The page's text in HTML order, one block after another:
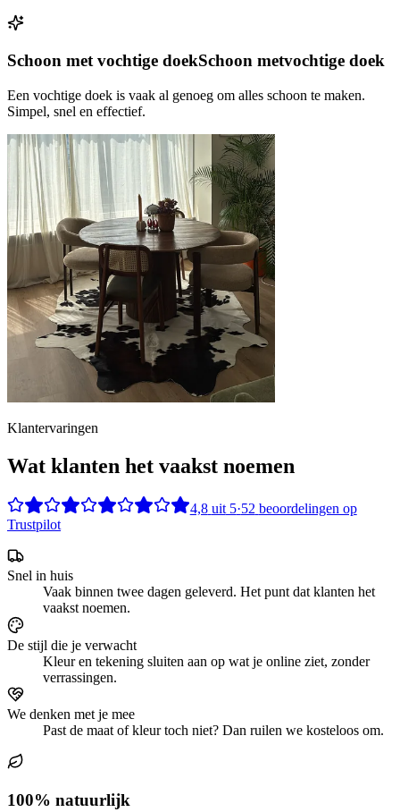
Schoon met vochtige doekSchoon metvochtige doek
Een vochtige doek is vaak al genoeg om alles schoon te maken.
Simpel, snel en effectief.
Klantervaringen
Wat klanten het vaakst noemen
4,8 uit5·52 beoordelingen op
Trustpilot
Snel in huis
Vaak binnen twee dagen geleverd. Het punt dat klanten het
vaakst noemen.
De stijl die je verwacht
Kleur en tekening sluiten aan op wat je online ziet, zonder
verrassingen.
We denken met je mee
Past de maat of kleur toch niet? Dan ruilen we kosteloos om.
100% natuurlijk